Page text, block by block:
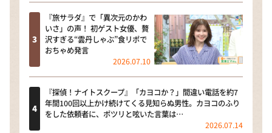
『旅サラダ』で「異次元のかわ
いさ」の声！ 初ゲスト女優、贅
沢すぎる“雲丹しゃぶ”食リポで
おちゃめ発言
2026.07.10
『探偵！ナイトスクープ』「カヨコか？」間違い電話を約7
年間100回以上かけ続けてくる見知らぬ男性。カヨコのふり
をした依頼者に、ポツリと呟いた言葉は…
2026.07.14